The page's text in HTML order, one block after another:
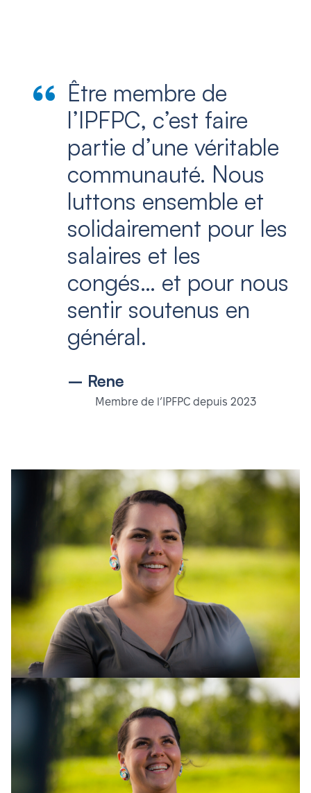
Être membre de
l’IPFPC, c’est faire
partie d’une véritable
communauté. Nous
luttons ensemble et
solidairement pour les
salaires et les
congés… et pour nous
sentir soutenus en
général.
– Rene
Membre de l’IPFPC depuis 2023